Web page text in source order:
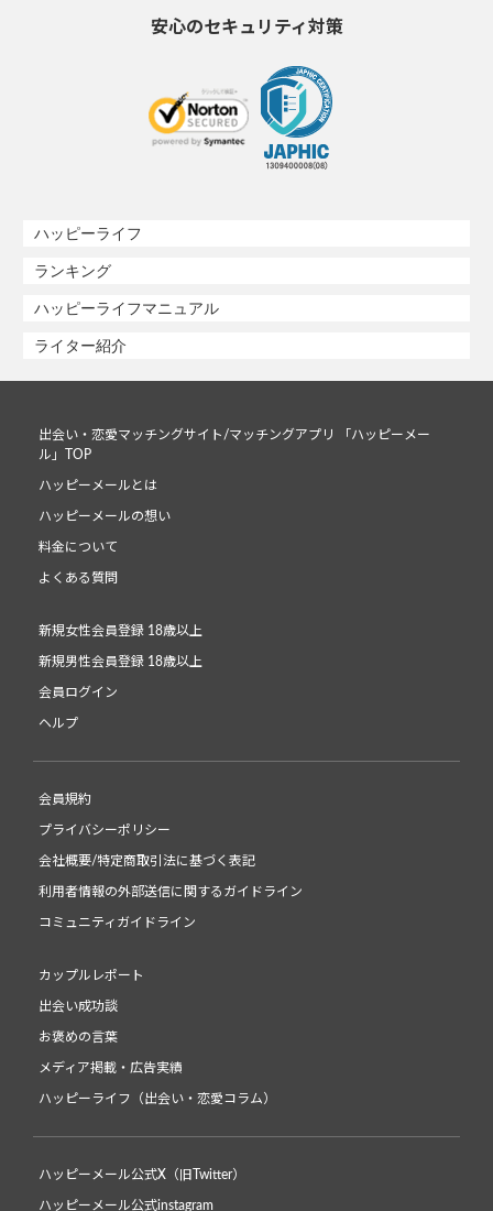
安心のセキュリティ対策
ハッピーライフ
ランキング
ハッピーライフマニュアル
ライター紹介
出会い・恋愛マッチングサイト/マッチングアプリ 「ハッピーメー
ル」TOP
ハッピーメールとは
ハッピーメールの想い
料金について
よくある質問
新規女性会員登録 18歳以上
新規男性会員登録 18歳以上
会員ログイン
ヘルプ
会員規約
プライバシーポリシー
会社概要/特定商取引法に基づく表記
利用者情報の外部送信に関するガイドライン
コミュニティガイドライン
カップルレポート
出会い成功談
お褒めの言葉
メディア掲載・広告実績
ハッピーライフ（出会い・恋愛コラム）
ハッピーメール公式X（旧Twitter）
ハッピーメール公式instagram